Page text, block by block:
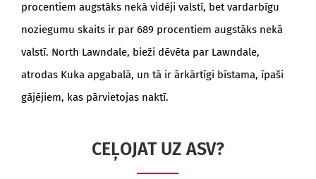
procentiem augstāks nekā vidēji valstī, bet vardarbīgu
noziegumu skaits ir par 689 procentiem augstāks nekā
valstī. North Lawndale, bieži dēvēta par Lawndale,
atrodas Kuka apgabalā, un tā ir ārkārtīgi bīstama, īpaši
gājējiem, kas pārvietojas naktī.
CEĻOJAT UZ ASV?